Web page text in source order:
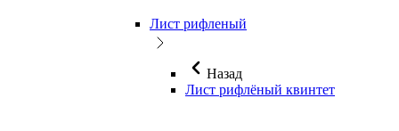
Лист рифленый
Назад
Лист рифлёный квинтет